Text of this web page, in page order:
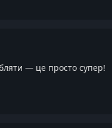
— це просто супер!